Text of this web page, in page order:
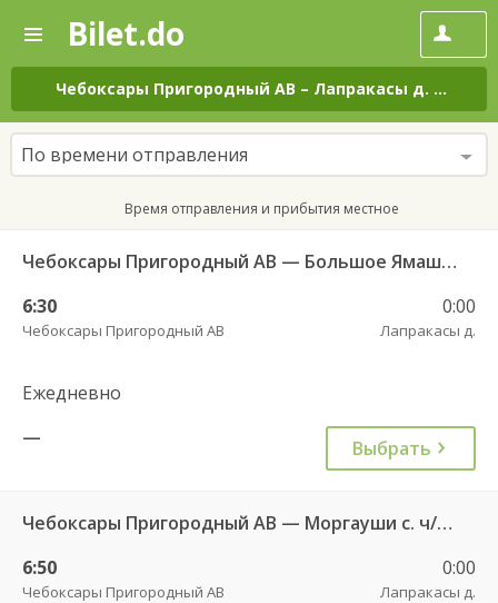
—
Поиск
и
покупка
билетов
на
автобус
онлайн
Bilet.do
Чебоксары Пригородный АВ – Лапракасы д. на все
По времени отправления
Время отправления и прибытия местное
Чебоксары Пригородный АВ — Большое Ямашево с. ч/з Аликово с. ДКП 661
6:30
Чебоксары Пригородный АВ
0:00
Лапракасы д.
Ежедневно
—
Выбрать
Чебоксары Пригородный АВ — Моргауши с. ч/з Сятракасы п.(Моргаушский р-н) 517
6:50
Чебоксары Пригородный АВ
0:00
Лапракасы д.